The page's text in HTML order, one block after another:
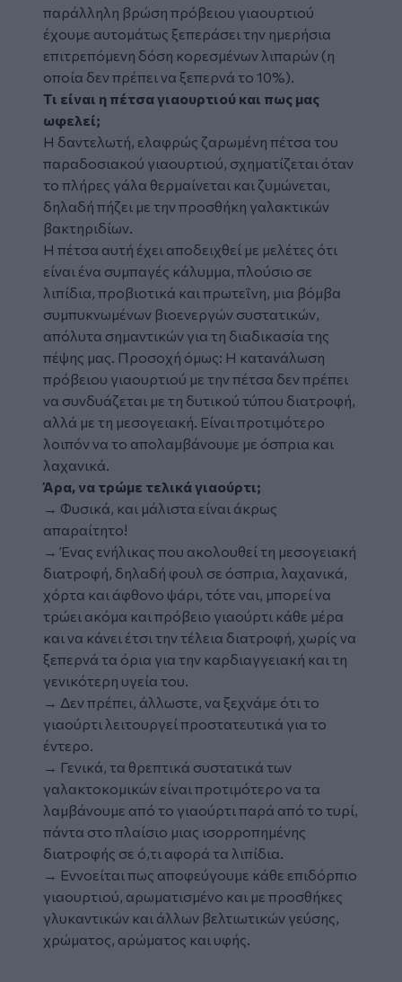
παράλληλη βρώση πρόβειου γιαουρτιού
έχουμε αυτομάτως ξεπεράσει την ημερήσια
επιτρεπόμενη δόση κορεσμένων λιπαρών (η
οποία δεν πρέπει να ξεπερνά το 10%).
Τι είναι η πέτσα γιαουρτιού και πως μας
ωφελεί;
Η δαντελωτή, ελαφρώς ζαρωμένη πέτσα του
παραδοσιακού γιαουρτιού, σχηματίζεται όταν
το πλήρες γάλα θερμαίνεται και ζυμώνεται,
δηλαδή πήζει με την προσθήκη γαλακτικών
βακτηριδίων.
Η πέτσα αυτή έχει αποδειχθεί με μελέτες ότι
είναι ένα συμπαγές κάλυμμα, πλούσιο σε
λιπίδια, προβιοτικά και πρωτεΐνη, μια βόμβα
συμπυκνωμένων βιοενεργών συστατικών,
απόλυτα σημαντικών για τη διαδικασία της
πέψης μας. Προσοχή όμως: Η κατανάλωση
πρόβειου γιαουρτιού με την πέτσα δεν πρέπει
να συνδυάζεται με τη δυτικού τύπου διατροφή,
αλλά με τη μεσογειακή. Είναι προτιμότερο
λοιπόν να το απολαμβάνουμε με όσπρια και
λαχανικά.
Άρα, να τρώμε τελικά γιαούρτι;
→ Φυσικά, και μάλιστα είναι άκρως
απαραίτητο!
→ Ένας ενήλικας που ακολουθεί τη μεσογειακή
διατροφή, δηλαδή φουλ σε όσπρια, λαχανικά,
χόρτα και άφθονο ψάρι, τότε ναι, μπορεί να
τρώει ακόμα και πρόβειο γιαούρτι κάθε μέρα
και να κάνει έτσι την τέλεια διατροφή, χωρίς να
ξεπερνά τα όρια για την καρδιαγγειακή και τη
γενικότερη υγεία του.
→ Δεν πρέπει, άλλωστε, να ξεχνάμε ότι το
γιαούρτι λειτουργεί προστατευτικά για το
έντερο.
→ Γενικά, τα θρεπτικά συστατικά των
γαλακτοκομικών είναι προτιμότερο να τα
λαμβάνουμε από το γιαούρτι παρά από το τυρί,
πάντα στο πλαίσιο μιας ισορροπημένης
διατροφής σε ό,τι αφορά τα λιπίδια.
→ Εννοείται πως αποφεύγουμε κάθε επιδόρπιο
γιαουρτιού, αρωματισμένο και με προσθήκες
γλυκαντικών και άλλων βελτιωτικών γεύσης,
χρώματος, αρώματος και υφής.